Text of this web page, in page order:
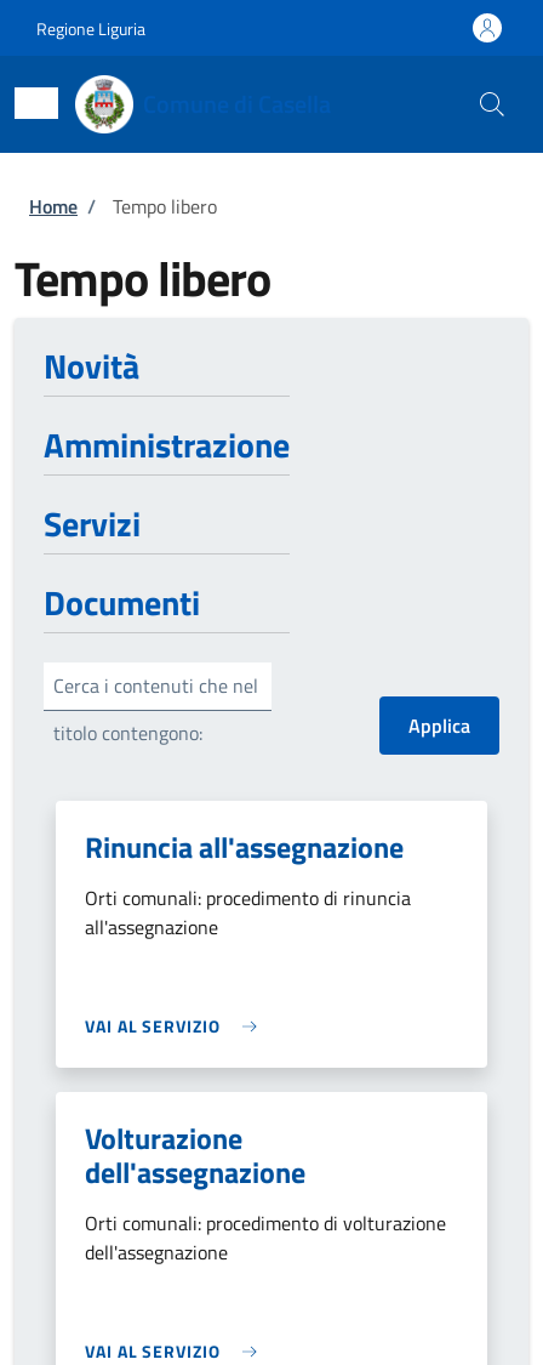
Regione Liguria
Briciole di pane
Home / Tempo libero
Tempo libero
Novità
Amministrazione
Servizi
Documenti
Cerca i contenuti che nel
titolo contengono:
Rinuncia all'assegnazione
Orti comunali: procedimento di rinuncia
all'assegnazione
VAI AL SERVIZIO
Volturazione
dell'assegnazione
Orti comunali: procedimento di volturazione
dell'assegnazione
VAI AL SERVIZIO